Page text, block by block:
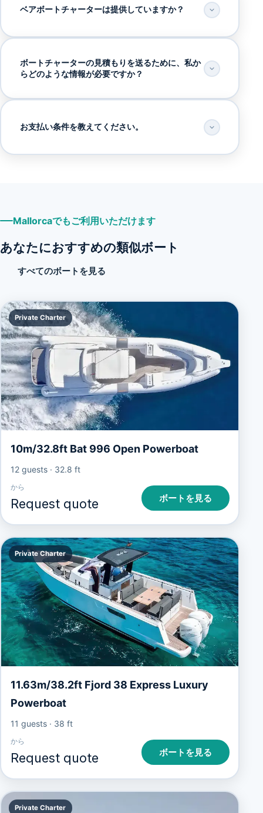
ベアボートチャーターは提供していますか？
ボートチャーターの見積もりを送るために、私か
らどのような情報が必要ですか？
お支払い条件を教えてください。
Mallorcaでもご利用いただけます
あなたにおすすめの類似ボート
すべてのボートを見る
Private Charter
10m/32.8ft Bat 996 Open Powerboat
12 guests· 32.8 ft
から
Request quote ボートを見る
Private Charter
11.63m/38.2ft Fjord 38 Express Luxury
Powerboat
11 guests· 38 ft
から
Request quote ボートを見る
Private Charter